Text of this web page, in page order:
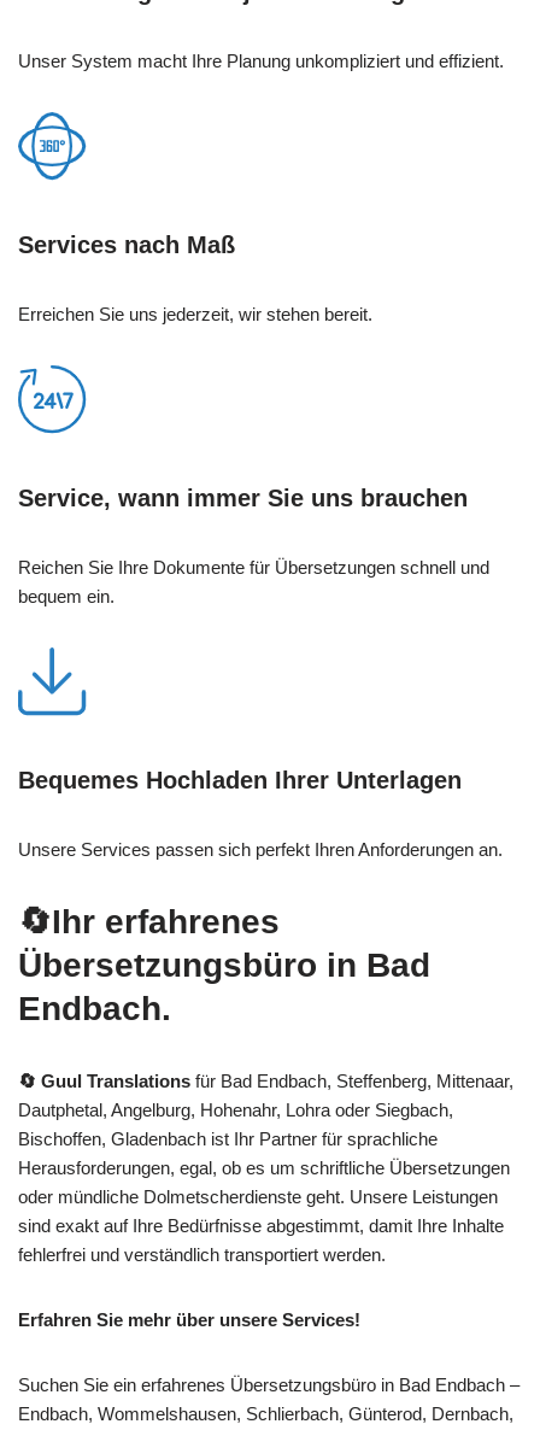
Unser System macht Ihre Planung unkompliziert und effizient.
Services nach Maß
Erreichen Sie uns jederzeit, wir stehen bereit.
Service, wann immer Sie uns brauchen
Reichen Sie Ihre Dokumente für Übersetzungen schnell und
bequem ein.
Bequemes Hochladen Ihrer Unterlagen
Unsere Services passen sich perfekt Ihren Anforderungen an.
🔄Ihr erfahrenes
Übersetzungsbüro in Bad
Endbach.
🔄 Guul Translations für Bad Endbach, Steffenberg, Mittenaar,
Dautphetal, Angelburg, Hohenahr, Lohra oder Siegbach,
Bischoffen, Gladenbach ist Ihr Partner für sprachliche
Herausforderungen, egal, ob es um schriftliche Übersetzungen
oder mündliche Dolmetscherdienste geht. Unsere Leistungen
sind exakt auf Ihre Bedürfnisse abgestimmt, damit Ihre Inhalte
fehlerfrei und verständlich transportiert werden.
Erfahren Sie mehr über unsere Services!
Suchen Sie ein erfahrenes Übersetzungsbüro in Bad Endbach –
Endbach, Wommelshausen, Schlierbach, Günterod, Dernbach,